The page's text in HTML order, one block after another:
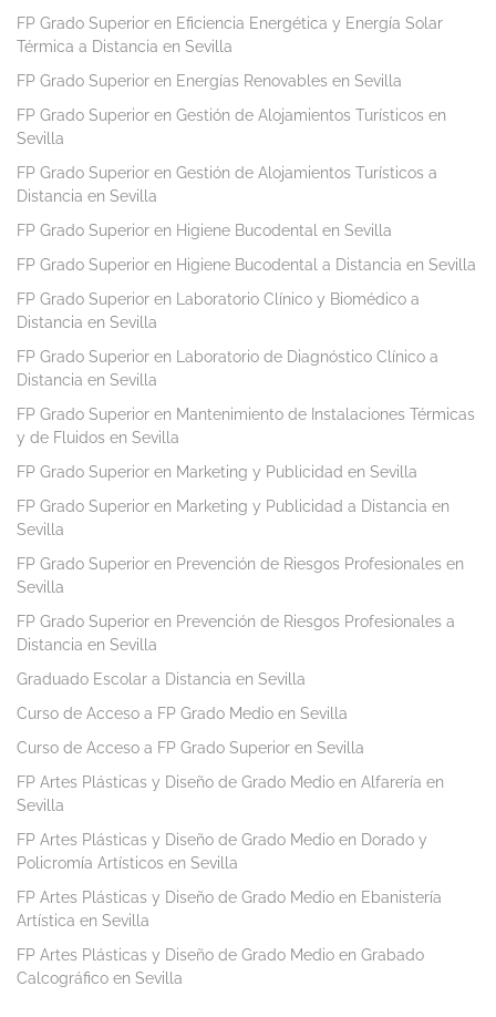
FP Grado Superior en Eficiencia Energética y Energía Solar
Térmica a Distancia en Sevilla
FP Grado Superior en Energías Renovables en Sevilla
FP Grado Superior en Gestión de Alojamientos Turísticos en
Sevilla
FP Grado Superior en Gestión de Alojamientos Turísticos a
Distancia en Sevilla
FP Grado Superior en Higiene Bucodental en Sevilla
FP Grado Superior en Higiene Bucodental a Distancia en Sevilla
FP Grado Superior en Laboratorio Clínico y Biomédico a
Distancia en Sevilla
FP Grado Superior en Laboratorio de Diagnóstico Clínico a
Distancia en Sevilla
FP Grado Superior en Mantenimiento de Instalaciones Térmicas
y de Fluidos en Sevilla
FP Grado Superior en Marketing y Publicidad en Sevilla
FP Grado Superior en Marketing y Publicidad a Distancia en
Sevilla
FP Grado Superior en Prevención de Riesgos Profesionales en
Sevilla
FP Grado Superior en Prevención de Riesgos Profesionales a
Distancia en Sevilla
Graduado Escolar a Distancia en Sevilla
Curso de Acceso a FP Grado Medio en Sevilla
Curso de Acceso a FP Grado Superior en Sevilla
FP Artes Plásticas y Diseño de Grado Medio en Alfarería en
Sevilla
FP Artes Plásticas y Diseño de Grado Medio en Dorado y
Policromía Artísticos en Sevilla
FP Artes Plásticas y Diseño de Grado Medio en Ebanistería
Artística en Sevilla
FP Artes Plásticas y Diseño de Grado Medio en Grabado
Calcográfico en Sevilla